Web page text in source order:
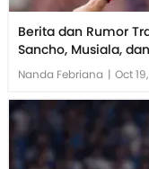
Berita dan Rumor
Sancho, Musiala,
Nanda Febriana | Oct